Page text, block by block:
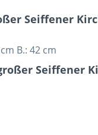
Seiffener
B.: 42 cm
Seiffener